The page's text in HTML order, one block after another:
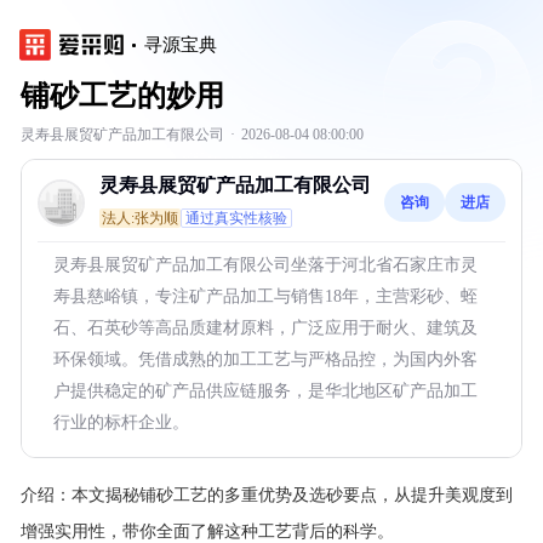
寻源宝典
铺砂工艺的妙用
灵寿县展贸矿产品加工有限公司 · 2026-08-04 08:00:00
灵寿县展贸矿产品加工有限公司
法人:张为顺 通过真实性核验
咨询 进店
灵寿县展贸矿产品加工有限公司坐落于河北省石家庄市灵
寿县慈峪镇，专注矿产品加工与销售18年，主营彩砂、蛭
石、石英砂等高品质建材原料，广泛应用于耐火、建筑及
环保领域。凭借成熟的加工工艺与严格品控，为国内外客
户提供稳定的矿产品供应链服务，是华北地区矿产品加工
行业的标杆企业。
介绍： 本文揭秘铺砂工艺的多重优势及选砂要点，从提升美观度到
增强实用性，带你全面了解这种工艺背后的科学。